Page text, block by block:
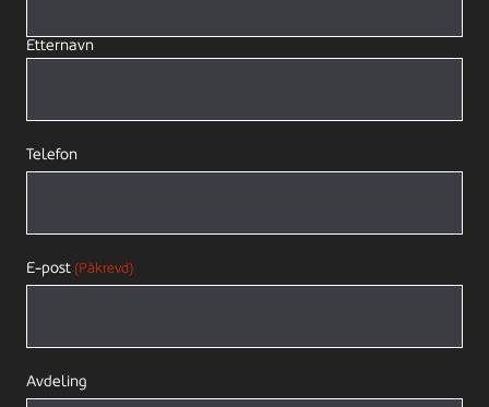
Etternavn
Telefon
E-post (Påkrevd)
Avdeling